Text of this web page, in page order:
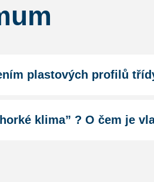
plastových profilů třídy
klima” ? O čem je